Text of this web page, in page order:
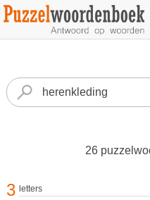
26
3 letters